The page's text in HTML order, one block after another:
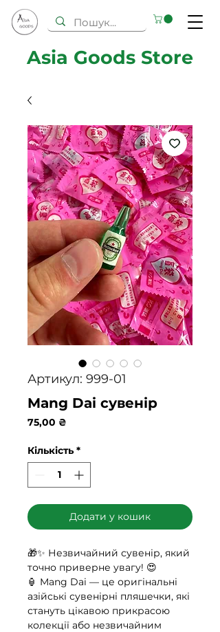
Asia Goods Store
Артикул: 999-01
Mang Dai сувенір
75,00 ₴
Кількість *
Додати у кошик
🎁✨ Незвичайний сувенір, який
точно приверне увагу! 😍
🏮 Mang Dai — це оригінальні
азійські сувенірні пляшечки, які
стануть цікавою прикрасою
колекції або незвичайним